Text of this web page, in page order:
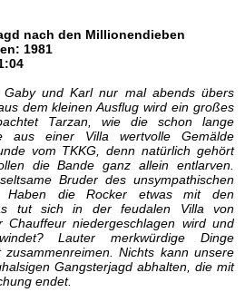
nach den Millionendieben
1981
Gaby und Karl nur mal abends übers
dem kleinen Ausflug wird ein großes
Tarzan, wie die schon lange
aus einer Villa wertvolle Gemälde
vom TKKG, denn natürlich gehört
die Bande ganz allein entlarven.
Bruder des unsympathischen
Haben die Rocker etwas mit den
tut sich in der feudalen Villa von
niedergeschlagen wird und
Lauter merkwürdige Dinge
Nichts kann unsere
Gangsterjagd abhalten, die mit
endet.